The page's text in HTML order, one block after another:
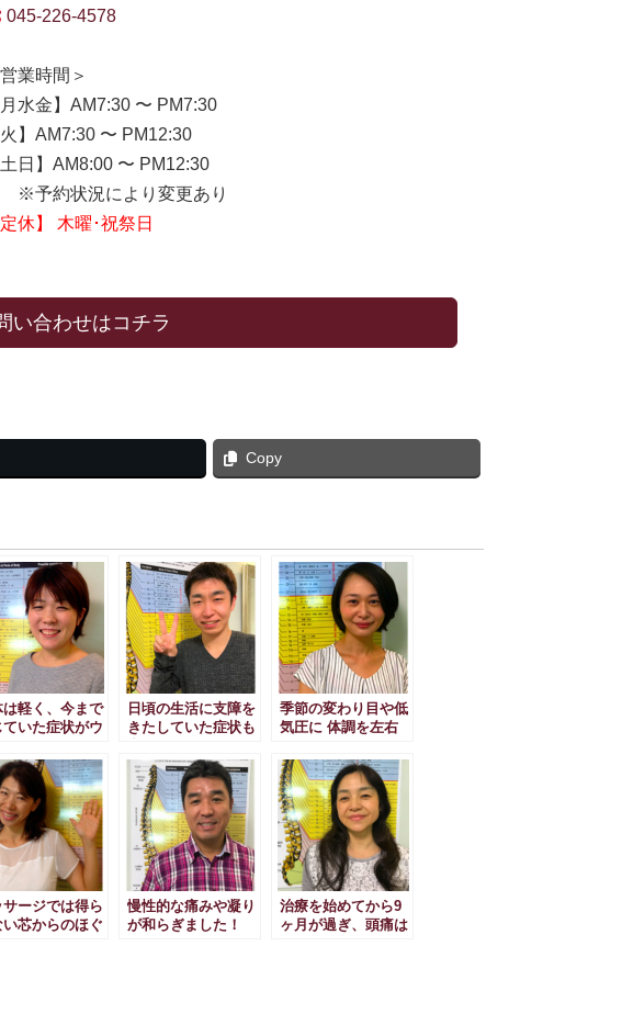
045-226-4578
業時間＞
月水金】AM7:30 〜 PM7:30
火】AM7:30 〜 PM12:30
土日】AM8:00 〜 PM12:30
予約状況により変更あり
定休】 木曜･祝祭日
い合わせはコチラ
Copy
は軽く、今まで
ていた症状がウ
日頃の生活に支障を
きたしていた症状も
季節の変わり目や低
気圧に 体調を左右
た！
サージでは得ら
い芯からのほぐ
慢性的な痛みや凝り
が和らぎました！
治療を始めてから9
ヶ月が過ぎ、頭痛は